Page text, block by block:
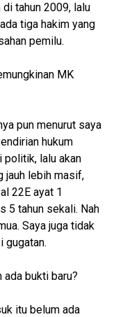
tahun 2009, lalu
tiga hakim yang
pemilu.
MK
pun menurut saya
hukum
politik, lalu akan
jauh lebih masif,
22E ayat 1
5 tahun sekali. Nah
Saya juga tidak
gugatan.
ada bukti baru?
itu belum ada